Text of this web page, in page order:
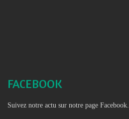
FACEBOOK
Suivez notre actu sur notre page Facebook.